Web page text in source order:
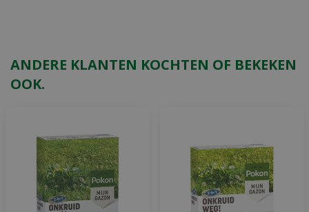
ANDERE KLANTEN KOCHTEN OF BEKEKEN
OOK.